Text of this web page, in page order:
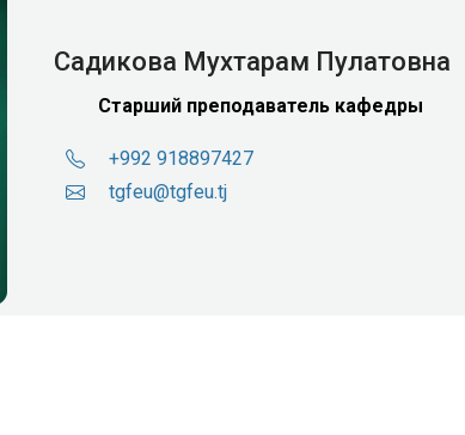
Садикова Мухтарам Пулатовна
Старший преподаватель кафедры
+992 918897427
tgfeu@tgfeu.tj